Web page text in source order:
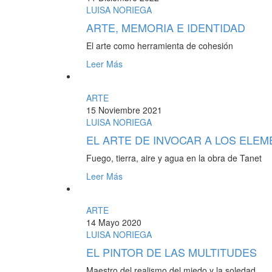
LUISA NORIEGA
ARTE, MEMORIA E IDENTIDAD
El arte como herramienta de cohesión
Leer Más
ARTE
15 Noviembre 2021
LUISA NORIEGA
EL ARTE DE INVOCAR A LOS
Fuego, tierra, aire y agua en la obra de Tanet
Leer Más
ARTE
14 Mayo 2020
LUISA NORIEGA
EL PINTOR DE LAS MULTITUDES